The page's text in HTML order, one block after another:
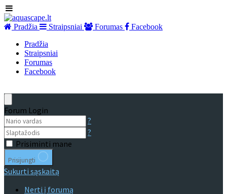
Pradžia Straipsniai Forumas
Facebook
Pradžia
Straipsniai
Forumas
Facebook
Forum Login
?
?
Prisiminti mane
Prisijungti
Sukurti sąskaitą
Nerti į forumą